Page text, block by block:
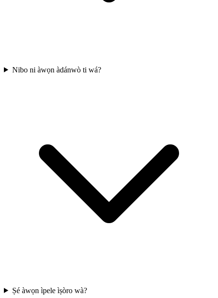
Nibo ni àwọn àdánwò ti wá?
Ṣé àwọn ìpele ìṣòro wà?